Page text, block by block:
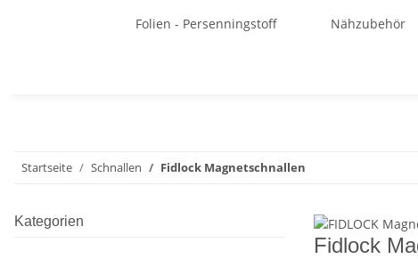
Folien - Persenningstoff Nähzubehör
Startseite Schnallen Fidlock Magnetschnallen
Fidlock
Kategorien